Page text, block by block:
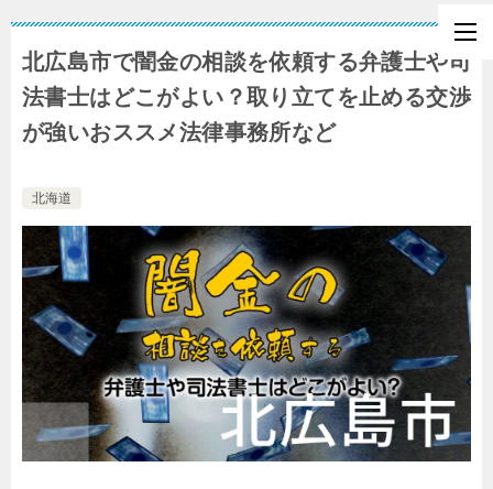
北広島市で闇金の相談を依頼する弁護士や司
法書士はどこがよい？取り立てを止める交渉
が強いおススメ法律事務所など
北海道